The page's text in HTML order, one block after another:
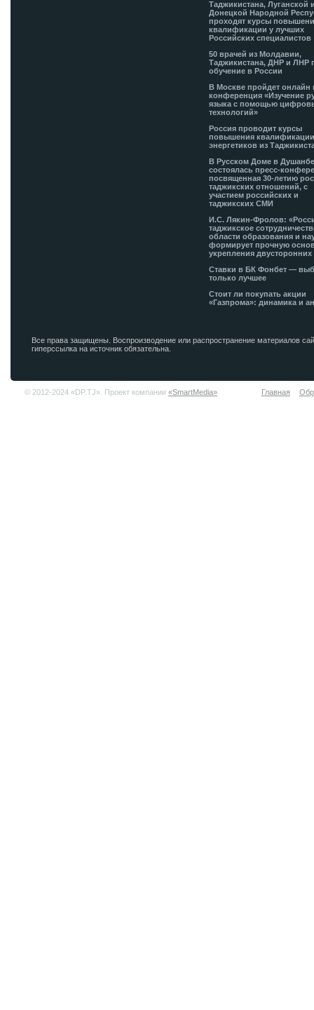
Таджикистана, Луганской
Донецкой Народной
проходят курсы
квалификации у лучших
Российских специалистов
50 врачей из Молдавии,
Таджикистана, ДНР и ЛНР
обучение в России
В Москве пройдет онлайн
конференция «Изучение
языка с помощью
технологий»
Россия проводит курсы
повышения
энергетиков из
В Русском Доме в
состоялась пресс-
посвященная 30-летию
таджикских отношений, с
участием российских и
таджикских СМИ
И.С. Лякин-Фролов:
таджикское
области образования и
формирует прочную
укрепления двусторонних
Ставки в БК Фонбет —
только лучшее
Стоит ли покупать акции
«Газпрома»: динамика и
Все права защищены. Воспроизводение или распространение материалов
гиперссылка на источник обязательна.
© 2012-2024 «DP.TJ». Проект компании «SmartMedia» Главная